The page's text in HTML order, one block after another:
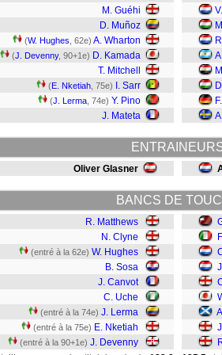
M. Guéhi
D. Muñoz
(W. Hughes , 62e) A. Wharton
(J. Devenny, 90+1e) D. Kamada
T. Mitchell
(E. Nketiah , 75e) I. Sarr
(J. Lerma , 74e) Y. Pino
J. Mateta
Oliver Glasner
BANCS DE
R. Matthews
N. Clyne
(entré à la 62e) W. Hughes
B. Sosa
J. Canvot
C. Uche
(entré à la 74e) J. Lerma
(entré à la 75e) E. Nketiah
(entré à la 90+1e) J. Devenny